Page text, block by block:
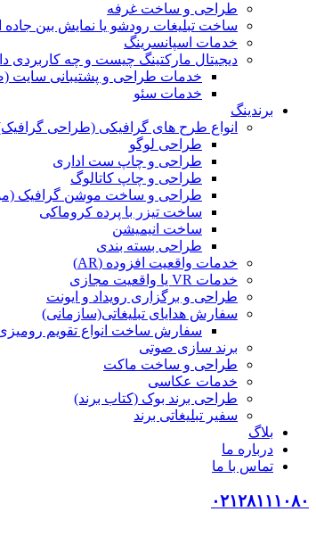
طراحی و ساخت غرفه
ساخت تبلیغات رودشو یا نمایش بین جاده
خدمات اسپانسرینگ
دیجیتال مارکتینگ چیست و چه کاربردی
خدمات طراحی و پشتیبانی سایت
خدمات سئو
برندینگ
انواع طرح های گرافیکی (طراحی
طراحی لوگو
طراحی و چاپ ست اداری
طراحی و چاپ کاتالوگ
طراحی و ساخت موشن گرافیک
ساخت تیزر با پرده کروماکی
ساخت انیمیشن
طراحی بسته بندی
خدمات واقعیت افزوده (AR)
خدمات VR یا واقعیت مجازی
طراحی و برگزاری رویداد و ایونت
سفارش هدایای تبلیغاتی(سازمانی)
سفارش ساخت انواع تقویم رومیزی
برند سازی صوتی
طراحی و ساخت ماکت
خدمات عکاسی
طراحی برند بوک (کتاب برند)
سفیر تبلیغاتی برند
بلاگ
درباره ما
تماس با ما
۰۲۱۲۸۱۱۱۰۸۰